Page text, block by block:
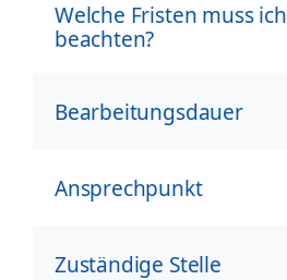
Welche Fristen muss ich
beachten?
Bearbeitungsdauer
Ansprechpunkt
Zuständige Stelle